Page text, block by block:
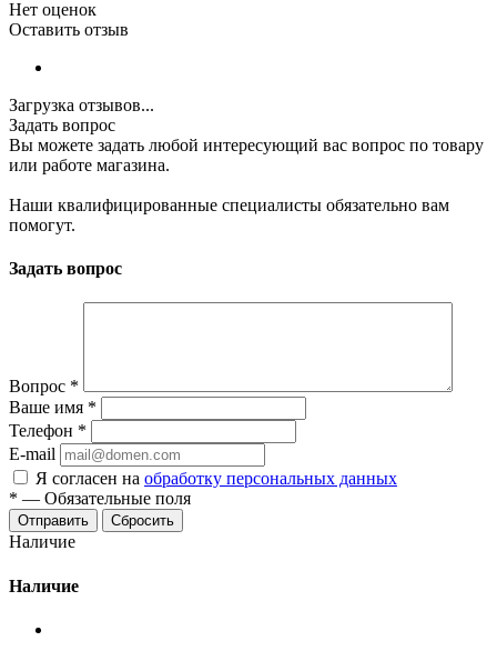
Нет оценок
Оставить отзыв
Загрузка отзывов...
Задать вопрос
Вы можете задать любой интересующий вас вопрос по товару
или работе магазина.
Наши квалифицированные специалисты обязательно вам
помогут.
Задать вопрос
Вопрос *
Ваше имя *
Телефон *
E-mail
Я согласен на обработку персональных данных
* — Обязательные поля
Сбросить
Наличие
Наличие